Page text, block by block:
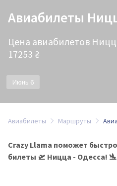
Авиабилеты
Цена авиабилетов
17253 ₴
Июнь 6
Авиабилеты Маршруты
Crazy Llama поможет
билеты 🛫 Ницца - Одесса! 🛬